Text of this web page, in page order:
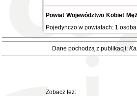
Powiat Województwo Kobiet
Pojedynczo w powiatach: 1
Dane pochodzą z publikacji:
Zobacz też: